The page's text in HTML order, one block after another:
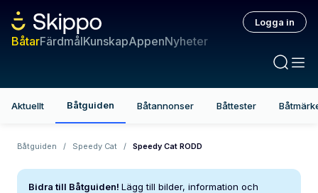
BåtarFärdmålKunskapAppenNyheter
Logga in
Aktuellt Båtguiden Båtannonser Båttester
Båtguiden / Speedy Cat / Speedy Cat RODD
Bidra till Båtguiden! Lägg till bilder, information och